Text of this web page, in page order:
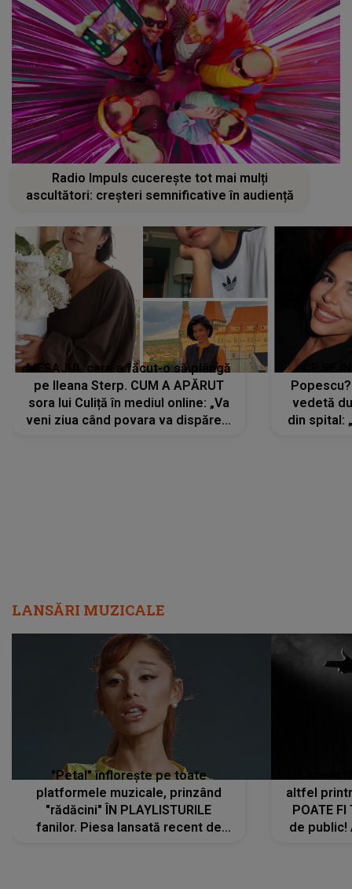
Radio Impuls cucerește tot mai mulți
ascultători: creșteri semnificative în audiență
MESAJUL care a făcut-o să plângă
pe Ileana Sterp. CUM A APĂRUT
sora lui Culiță în mediul online: „Va
veni ziua când povara va dispărea,
vedetă
din spital:
LANSĂRI MUZICALE
"Petal" înflorește pe toate
platformele muzicale, prinzând
"rădăcini" ÎN PLAYLISTURILE
fanilor. Piesa lansată recent de
altfel
POATE FI
de public!